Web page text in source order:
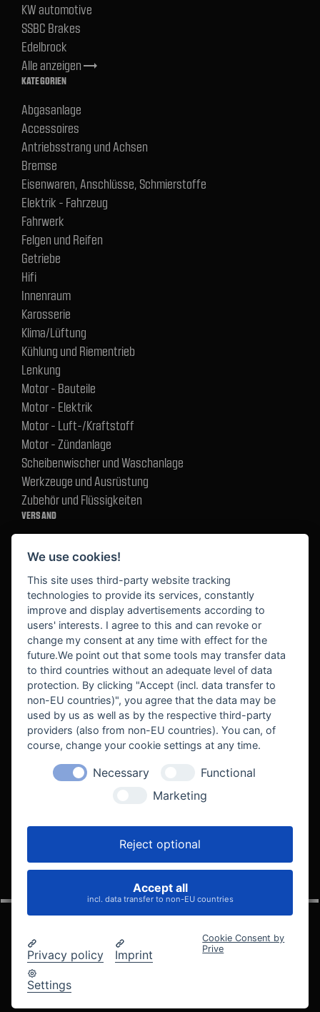
KW automotive
SSBC Brakes
Edelbrock
Alle anzeigentrending_flat
KATEGORIEN
Abgasanlage
Accessoires
Antriebsstrang und Achsen
Bremse
Eisenwaren, Anschlüsse, Schmierstoffe
Elektrik - Fahrzeug
Fahrwerk
Felgen und Reifen
Getriebe
Hifi
Innenraum
Karosserie
Klima/Lüftung
Kühlung und Riementrieb
Lenkung
Motor - Bauteile
Motor - Elektrik
Motor - Luft-/Kraftstoff
Motor - Zündanlage
Scheibenwischer und Waschanlage
Werkzeuge und Ausrüstung
Zubehör und Flüssigkeiten
VERSAND
BEKANNT AUS
VELOCITY AUTOMOTIVE
© 2005 - 2026 Velocity Automotive
We use cookies!
This site uses third-party website tracking
technologies to provide its services, constantly
improve and display advertisements according to
users' interests. I agree to this and can revoke or
change my consent at any time with effect for the
future.We point out that some tools may transfer data
to third countries without an adequate level of data
protection. By clicking "Accept (incl. data transfer to
non-EU countries)", you agree that the data may be
used by us as well as by the respective third-party
providers (also from non-EU countries). You can, of
course, change your cookie settings at any time.
Necessary
Functional
Marketing
Reject optional
Accept all
incl. data transfer to non-EU countries
Privacy policy Imprint
Settings
Cookie Consent by
Prive